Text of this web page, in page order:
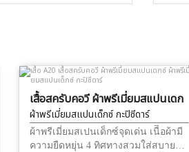
เสื้อสครับคอวี ผ้าพรีเมี่ยมสแปนเดก
ซ์
ผ้าพรีเมี่ยมสแปนเด็กซ์ กะปิซีดาร์
ผ้าพรีเมี่ยมสเปนเด็กซ์จุดเด่น เนืื้อผ้ามี
ความยืดหยุ่น 4 ทิศทางสวมใส่สบาย